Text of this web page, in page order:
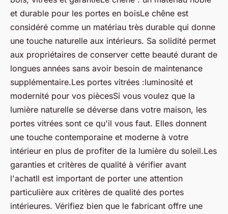
et durable pour les portes en boisLe chêne est
considéré comme un matériau très durable qui donne
une touche naturelle aux intérieurs. Sa solidité permet
aux propriétaires de conserver cette beauté durant de
longues années sans avoir besoin de maintenance
supplémentaire.Les portes vitrées :luminosité et
modernité pour vos piècesSi vous voulez que la
lumière naturelle se déverse dans votre maison, les
portes vitrées sont ce qu'il vous faut. Elles donnent
une touche contemporaine et moderne à votre
intérieur en plus de profiter de la lumière du soleil.Les
garanties et critères de qualité à vérifier avant
l'achatIl est important de porter une attention
particulière aux critères de qualité des portes
intérieures. Vérifiez bien que le fabricant offre une